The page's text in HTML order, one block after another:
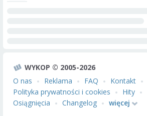
WYKOP © 2005-2026
O nas
Reklama FAQ Kontakt
Polityka prywatności i cookies
Hity
Osiągnięcia
Changelog więcej